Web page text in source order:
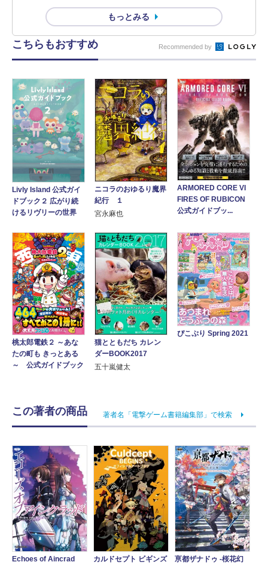
もっとみる
こちらもおすすめ Recommended by
Livly Island 公式ガイ
ドブック２ 広がり続
けるリヴリーの世界
ニコラのおゆるり魔界
紀行 １
宮永麻也
ARMORED CORE VI
FIRES OF RUBICON
公式ガイドブッ...
桃太郎電鉄２ ～あな
たの町も きっとある
～ 公式ガイドブック
猫とともだち カレン
ダーBOOK2017
五十嵐健太
ぴこぷり Spring 2021
この著者の商品 著者名「電撃ゲーム書籍編集部」で検索
Echoes of Aincrad
カルドセプト ビギンズ
亰都ザナドゥ -桜花幻